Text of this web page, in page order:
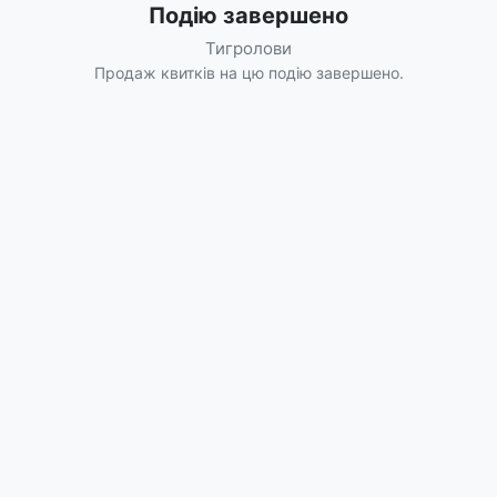
Подію завершено
Тигролови
Продаж квитків на цю подію завершено.